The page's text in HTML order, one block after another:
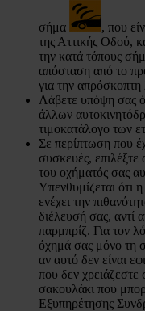
σήμα
, που
της Αττικής Οδού,
την κατά τόπους
απόσταση από το
για την απρόσκοπτη
Λάβετε υπόψη σας
άλλων
τιμοκατάλογο των
Σε περίπτωση που
συσκευές, επιλέξτε
του οχήματός σας
Υπενθυμίζεται ότι
ενέχει την
διέλευσή σας, αντί
παρμπρίζ. Για τον
όχημά σας μόνο τη
αν αυτό δεν είναι
που δεν χρειάζεστε
σακουλάκι που
Εξυπηρέτησης